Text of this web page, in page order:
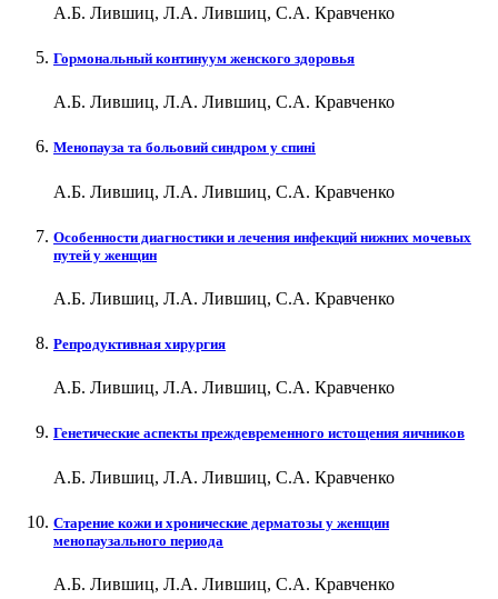
А.Б. Лившиц, Л.А. Лившиц, С.А. Кравченко
Гормональный континуум женского здоровья
А.Б. Лившиц, Л.А. Лившиц, С.А. Кравченко
Менопауза та больовий синдром у спині
А.Б. Лившиц, Л.А. Лившиц, С.А. Кравченко
Особенности диагностики и лечения инфекций нижних мочевых
путей у женщин
А.Б. Лившиц, Л.А. Лившиц, С.А. Кравченко
Репродуктивная хирургия
А.Б. Лившиц, Л.А. Лившиц, С.А. Кравченко
Генетические аспекты преждевременного истощения яичников
А.Б. Лившиц, Л.А. Лившиц, С.А. Кравченко
Старение кожи и хронические дерматозы у женщин
менопаузального периода
А.Б. Лившиц, Л.А. Лившиц, С.А. Кравченко